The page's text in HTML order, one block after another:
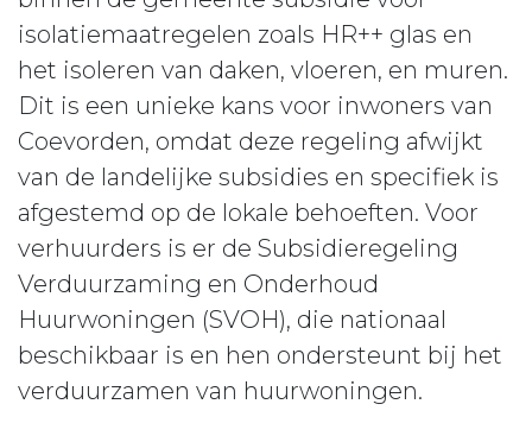
isolatiemaatregelen zoals HR++ glas en
het isoleren van daken, vloeren, en muren.
Dit is een unieke kans voor inwoners van
Coevorden, omdat deze regeling afwijkt
van de landelijke subsidies en specifiek is
afgestemd op de lokale behoeften. Voor
verhuurders is er de Subsidieregeling
Verduurzaming en Onderhoud
Huurwoningen (SVOH), die nationaal
beschikbaar is en hen ondersteunt bij het
verduurzamen van huurwoningen.